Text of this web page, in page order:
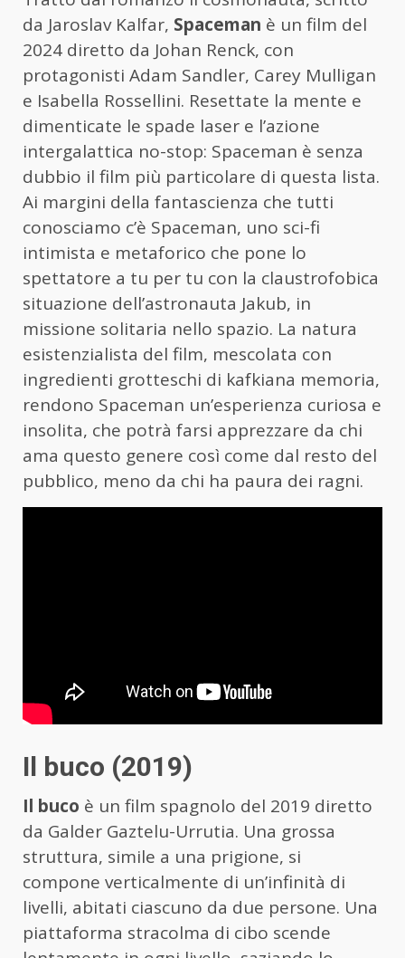
da Jaroslav Kalfar, Spaceman è un film del
2024 diretto da Johan Renck, con
protagonisti Adam Sandler, Carey Mulligan
e Isabella Rossellini. Resettate la mente e
dimenticate le spade laser e l’azione
intergalattica no-stop: Spaceman è senza
dubbio il film più particolare di questa lista.
Ai margini della fantascienza che tutti
conosciamo c’è Spaceman, uno sci-fi
intimista e metaforico che pone lo
spettatore a tu per tu con la claustrofobica
situazione dell’astronauta Jakub, in
missione solitaria nello spazio. La natura
esistenzialista del film, mescolata con
ingredienti grotteschi di kafkiana memoria,
rendono Spaceman un’esperienza curiosa e
insolita, che potrà farsi apprezzare da chi
ama questo genere così come dal resto del
pubblico, meno da chi ha paura dei ragni.
Il buco (2019)
Il buco è un film spagnolo del 2019 diretto
da Galder Gaztelu-Urrutia. Una grossa
struttura, simile a una prigione, si
compone verticalmente di un’infinità di
livelli, abitati ciascuno da due persone. Una
piattaforma stracolma di cibo scende